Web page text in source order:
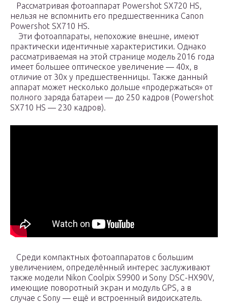
Рассматривая фотоаппарат Powershot SX720 HS,
нельзя не вспомнить его предшественника Canon
Powershot SX710 HS.
Эти фотоаппараты, непохожие внешне, имеют
практически идентичные характеристики. Однако
рассматриваемая на этой странице модель 2016 года
имеет большее оптическое увеличение — 40х, в
отличие от 30х у предшественницы. Также данный
аппарат может несколько дольше «продержаться» от
полного заряда батареи — до 250 кадров (Powershot
SX710 HS — 230 кадров).
Среди компактных фотоаппаратов с большим
увеличением, определённый интерес заслуживают
также модели Nikon Coolpix S9900 и Sony DSC-HX90V,
имеющие поворотный экран и модуль GPS, а в
случае с Sony — ещё и встроенный видоискатель.